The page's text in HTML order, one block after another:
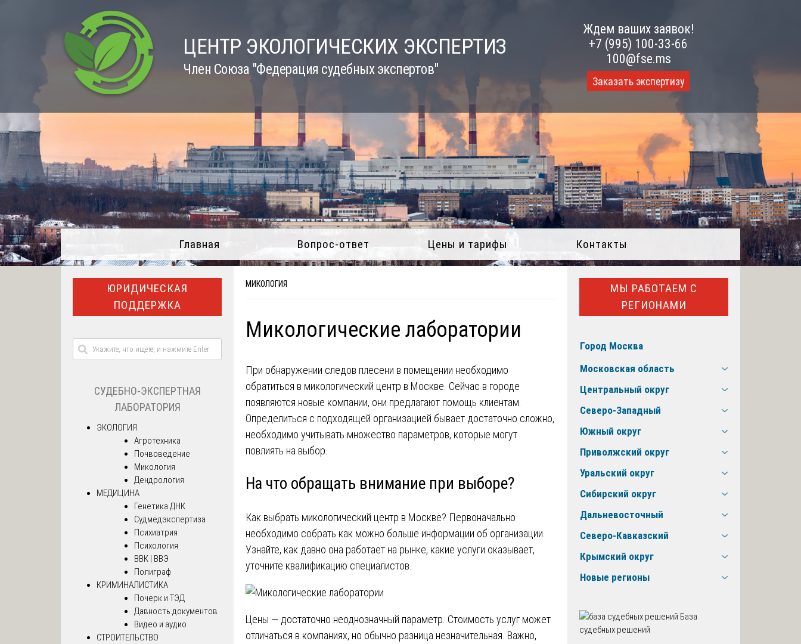
ЦЕНТР ЭКОЛОГИЧЕСКИХ ЭКСПЕРТИЗ
Член Союза "Федерация судебных экспертов"
Ждем ваших заявок!
+7 (995) 100-33-66
100@fse.ms
Заказать экспертизу
Главная Вопрос-ответ Цены и тарифы Контакты
МИКОЛОГИЯ
Микологические лаборатории
При обнаружении следов плесени в помещении необходимо
обратиться в микологический центр в Москве. Сейчас в городе
появляются новые компании, они предлагают помощь клиентам.
Определиться с подходящей организацией бывает достаточно сложно,
необходимо учитывать множество параметров, которые могут
повлиять на выбор.
На что обращать внимание при выборе?
Как выбрать микологический центр в Москве? Первоначально
необходимо собрать как можно больше информации об организации.
Узнайте, как давно она работает на рынке, какие услуги оказывает,
уточните квалификацию специалистов.
Цены ― достаточно неоднозначный параметр. Стоимость услуг может
отличаться в компаниях, но обычно разница незначительная. Важно,
ЮРИДИЧЕСКАЯ
ПОДДЕРЖКА
СУДЕБНО-ЭКСПЕРТНАЯ
ЛАБОРАТОРИЯ
ЭКОЛОГИЯ
Агротехника
Почвоведение
Микология
Дендрология
МЕДИЦИНА
Генетика ДНК
Судмедэкспертиза
Психиатрия
Психология
ВВК | ВВЭ
Полиграф
КРИМИНАЛИСТИКА
Почерк и ТЭД
Давность документов
Видео и аудио
СТРОИТЕЛЬСТВО
МЫ РАБОТАЕМ С
РЕГИОНАМИ
Город Москва
Московская область
Центральный округ
Северо-Западный
Южный округ
Приволжский округ
Уральский округ
Сибирский округ
Дальневосточный
Северо-Кавказский
Крымский округ
Новые регионы
База
судебных решений